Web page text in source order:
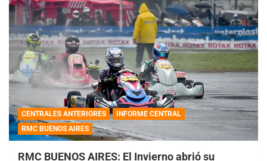
CENTRALES ANTERIORES
INFORME CENTRAL
RMC BUENOS AIRES
RMC BUENOS AIRES: El Invierno abrió su